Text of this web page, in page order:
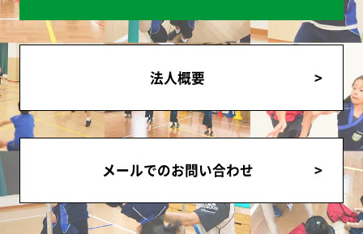
法人概要
メールでのお問い合わせ